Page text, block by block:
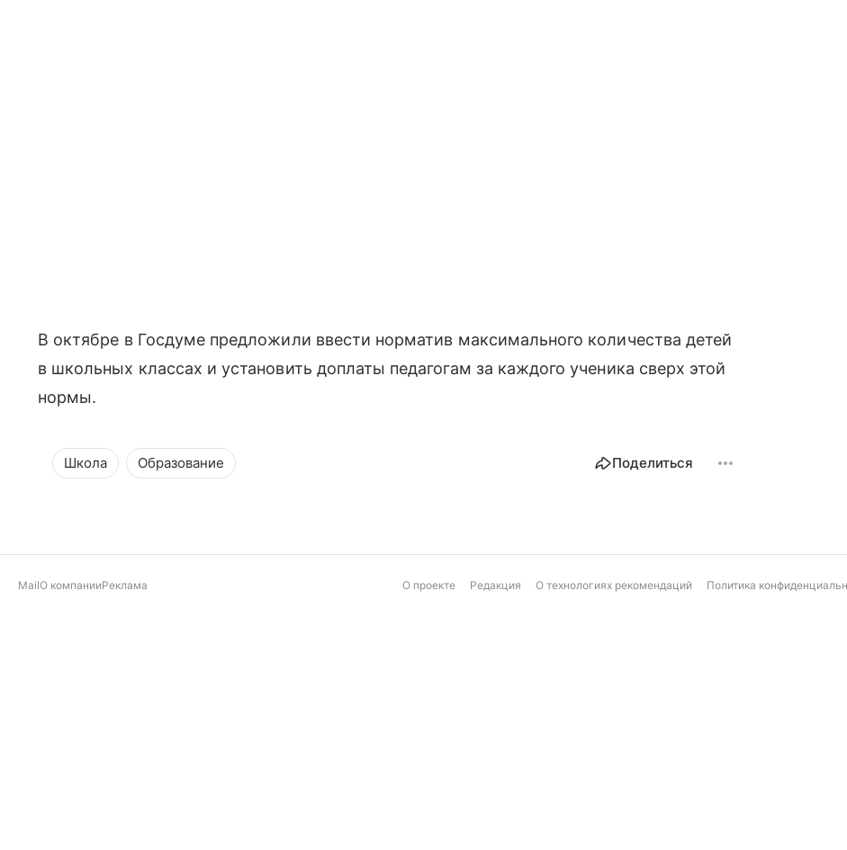
В октябре в Госдуме предложили ввести норматив максимального количества детей
в школьных классах и установить доплаты педагогам за каждого ученика сверх этой
нормы.
Школа Образование Поделиться
MailО компанииРеклама О проекте Редакция О технологиях рекомендаций Политика